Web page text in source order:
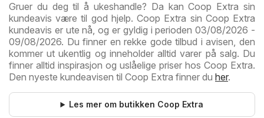
Gruer du deg til å ukeshandle? Da kan Coop Extra sin
kundeavis være til god hjelp. Coop Extra sin Coop Extra
kundeavis er ute nå, og er gyldig i perioden 03/08/2026 -
09/08/2026. Du finner en rekke gode tilbud i avisen, den
kommer ut ukentlig og inneholder alltid varer på salg. Du
finner alltid inspirasjon og uslåelige priser hos Coop Extra.
Den nyeste kundeavisen til Coop Extra finner du her.
Les mer om butikken Coop Extra